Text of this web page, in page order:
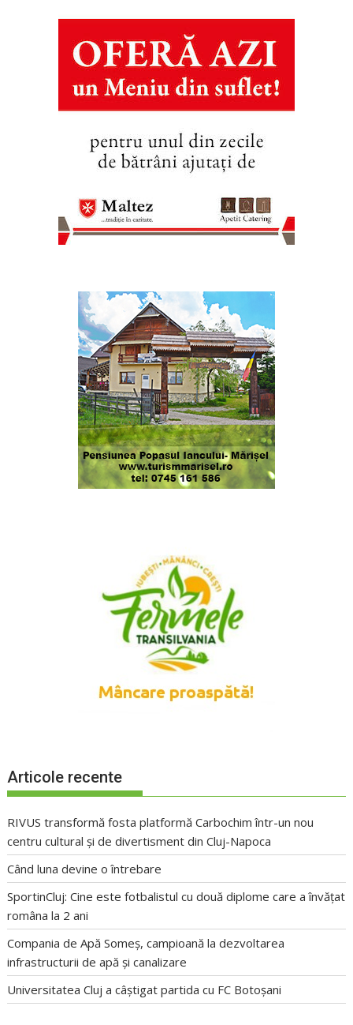
Articole recente
RIVUS transformă fosta platformă Carbochim într-un nou
centru cultural și de divertisment din Cluj-Napoca
Când luna devine o întrebare
SportinCluj: Cine este fotbalistul cu două diplome care a învățat
româna la 2 ani
Compania de Apă Someș, campioană la dezvoltarea
infrastructurii de apă și canalizare
Universitatea Cluj a câștigat partida cu FC Botoșani